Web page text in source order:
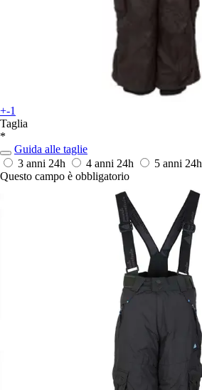
+-1
Taglia
*
Guida alle taglie
3 anni 24h 4 anni 24h 5 anni 24h
Questo campo è obbligatorio